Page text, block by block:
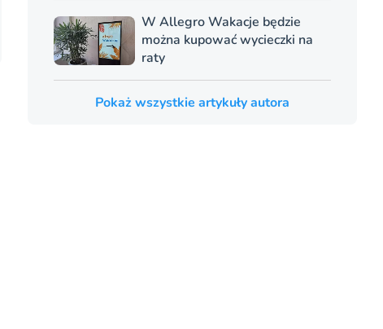
W Allegro Wakacje będzie
można kupować wycieczki na
raty
Pokaż wszystkie artykuły autora